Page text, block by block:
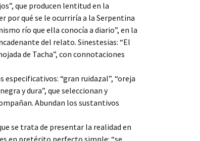
que producen lentitud en la
por qué se le ocurriría a la Serpentina
río que ella conocía a diario”, en la
del relato. Sinestesias: “El
de Tacha”, con connotaciones
“gran ruidazal”, “oreja
y dura”, que seleccionan y
Abundan los sustantivos
se trata de presentar la realidad en
en pretérito perfecto simple: “se